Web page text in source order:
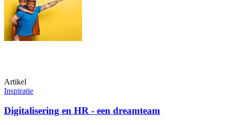
Artikel
Inspiratie
Digitalisering en HR - een dreamteam